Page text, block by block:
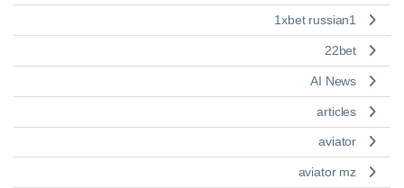
1xbet russian1
22bet
AI News
articles
aviator
aviator mz